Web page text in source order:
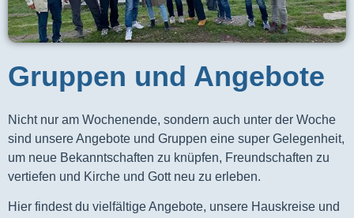
Gruppen und Angebote​
Nicht nur am Wochenende, sondern auch unter der Woche
sind unsere Angebote und Gruppen eine super Gelegenheit,
um neue Bekanntschaften zu knüpfen, Freundschaften zu
vertiefen und Kirche und Gott neu zu erleben.
Hier findest du vielfältige Angebote, unsere Hauskreise und